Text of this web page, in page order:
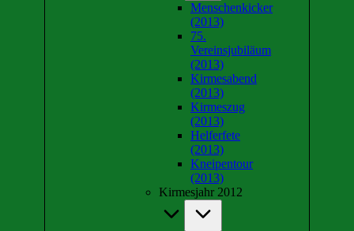
Menschenkicker
(2013)
75.
Vereinsjubiläum
(2013)
Kirmesabend
(2013)
Kirmeszug
(2013)
Helferfete
(2013)
Kneipentour
(2013)
Kirmesjahr 2012